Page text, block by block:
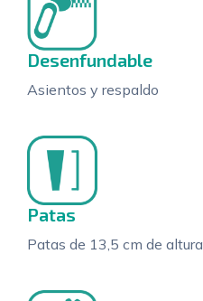
Desenfundable
Asientos y respaldo
Patas
Patas de 13,5 cm de altura